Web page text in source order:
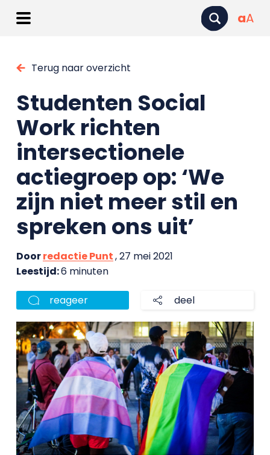
aA
Terug naar overzicht
Studenten Social
Work richten
intersectionele
actiegroep op: ‘We
zijn niet meer stil en
spreken ons uit’
Doorredactie Punt, 27 mei 2021
Leestijd:6 minuten
reageer deel